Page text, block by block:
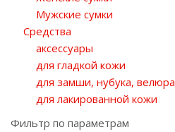
Мужские сумки
Средства
аксессуары
для гладкой кожи
для замши, нубука, велюра
для лакированной кожи
Фильтр по параметрам